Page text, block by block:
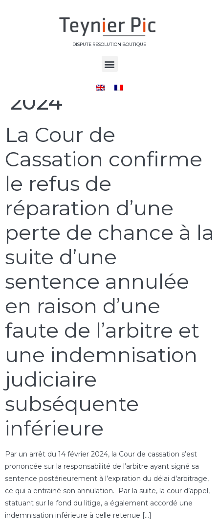
DISPUTE RESOLUTION BOUTIQUE
28 mars
2024
La Cour de
Cassation confirme
le refus de
réparation d’une
perte de chance à la
suite d’une
sentence annulée
en raison d’une
faute de l’arbitre et
une indemnisation
judiciaire
subséquente
inférieure
Par un arrêt du 14 février 2024, la Cour de cassation s’est
prononcée sur la responsabilité de l’arbitre ayant signé sa
sentence postérieurement à l’expiration du délai d’arbitrage,
ce qui a entrainé son annulation. Par la suite, la cour d’appel,
statuant sur le fond du litige, a également accordé une
indemnisation inférieure à celle retenue […]